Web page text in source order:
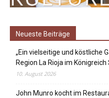
Neueste Beiträge
„Ein vielseitige und köstliche
Region La Rioja im Königreich
10. August 2026
John Munro kocht im